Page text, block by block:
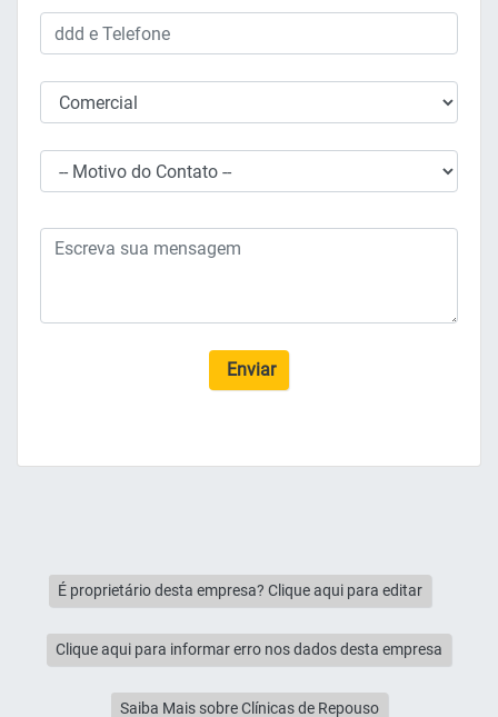
Enviar
É proprietário desta empresa? Clique aqui para editar
Clique aqui para informar erro nos dados desta empresa
Saiba Mais sobre Clínicas de Repouso